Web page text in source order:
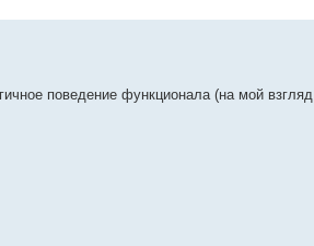
поведение функционала (на мой взгляд